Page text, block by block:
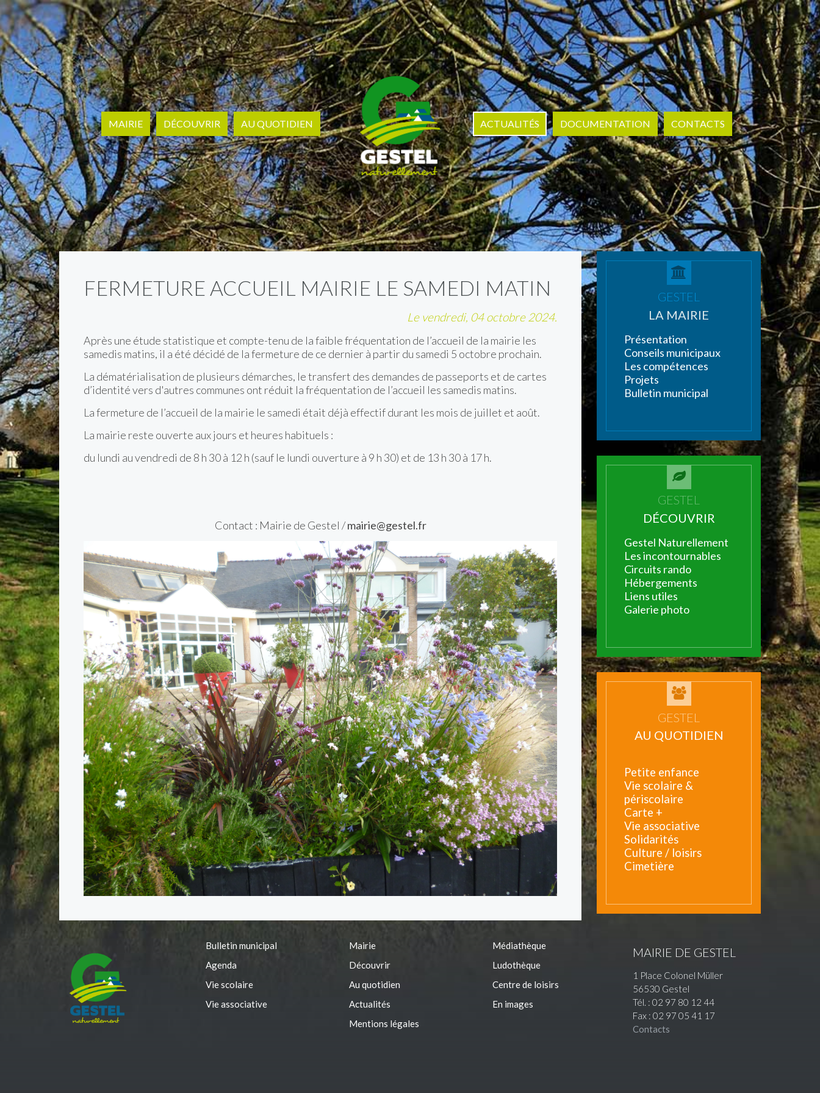
MAIRIE DÉCOUVRIR AU QUOTIDIEN ACTUALITÉS DOCUMENTATION CONTACTS
FERMETURE ACCUEIL MAIRIE LE SAMEDI MATIN
Le vendredi, 04 octobre 2024.
Après une étude statistique et compte-tenu de la faible fréquentation de l’accueil de la mairie les
samedis matins, il a été décidé de la fermeture de ce dernier à partir du samedi 5 octobre prochain.
La dématérialisation de plusieurs démarches, le transfert des demandes de passeports et de cartes
d’identité vers d'autres communes ont réduit la fréquentation de l’accueil les samedis matins.
La fermeture de l’accueil de la mairie le samedi était déjà effectif durant les mois de juillet et août.
La mairie reste ouverte aux jours et heures habituels :
du lundi au vendredi de 8 h 30 à 12 h (sauf le lundi ouverture à 9 h 30) et de 13 h 30 à 17 h.
Contact : Mairie de Gestel /mairie@gestel.fr
GESTEL
LA MAIRIE
Présentation
Conseils municipaux
Les compétences
Projets
Bulletin municipal
GESTEL
DÉCOUVRIR
Gestel Naturellement
Les incontournables
Circuits rando
Hébergements
Liens utiles
Galerie photo
GESTEL
AU QUOTIDIEN
Petite enfance
Vie scolaire &
périscolaire
Carte +
Vie associative
Solidarités
Culture / loisirs
Cimetière
Bulletin municipal
Agenda
Vie scolaire
Vie associative
Mairie
Découvrir
Au quotidien
Actualités
Mentions légales
Médiathèque
Ludothèque
Centre de loisirs
En images
MAIRIE DE GESTEL
1 Place Colonel Müller
56530 Gestel
Tél. : 02 97 80 12 44
Fax : 02 97 05 41 17
Contacts